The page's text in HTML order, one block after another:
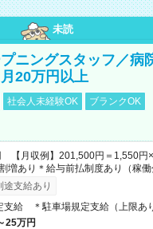
未読
ニングスタッフ／病
20万円以上
社会人未経験OK
ブランクOK
【月収例】201,500円＝1,550円
増あり＊給与前払制度あり（稼働
途支給あり
支給 ＊駐車場規定支給（上限あ
25万円